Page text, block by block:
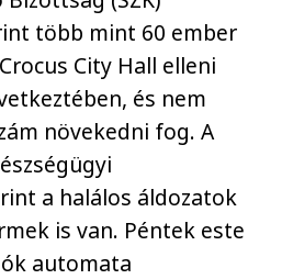
több mint 60 ember
City Hall elleni
és nem
növekedni fog. A
a halálos áldozatok
is van. Péntek este
automata